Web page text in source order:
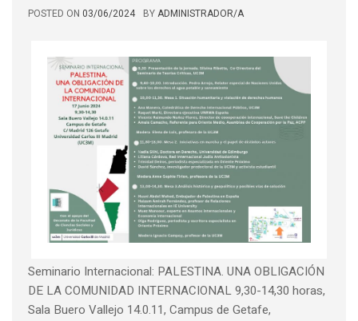
POSTED ON 03/06/2024 BYADMINISTRADOR/A
Seminario Internacional: PALESTINA. UNA OBLIGACIÓN
DE LA COMUNIDAD INTERNACIONAL 9,30-14,30 horas,
Sala Buero Vallejo 14.0.11, Campus de Getafe,